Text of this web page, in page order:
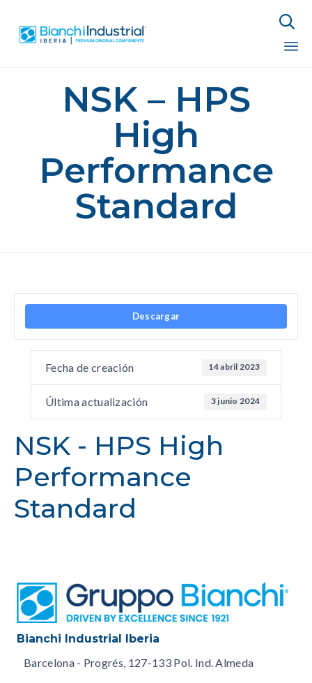

NSK – HPS
High
Performance
Standard
Descargar
Fecha de creación 14 abril 2023
Última actualización 3 junio 2024
NSK - HPS High
Performance
Standard
Bianchi Industrial Iberia
Barcelona - Progrés, 127-133 Pol. Ind. Almeda